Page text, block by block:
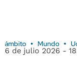
ámbito Mundo
6 de julio 2026 -